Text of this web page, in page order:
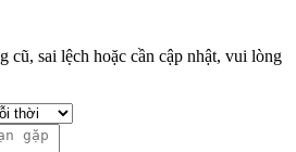
cũ, sai lệch hoặc cần cập nhật, vui lòng